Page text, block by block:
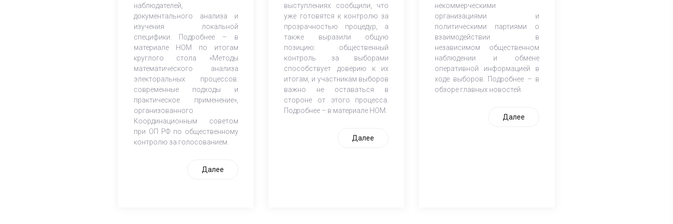
наблюдателей,
документального анализа и
изучения локальной
специфики. Подробнее – в
материале НОМ по итогам
круглого стола «Методы
математического анализа
электоральных процессов:
современные подходы и
практическое применение»,
организованного
Координационным советом
при ОП РФ по общественному
контролю за голосованием.
Далее
выступлениях сообщили, что
уже готовятся к контролю за
прозрачностью процедур, а
также выразили общую
позицию: общественный
контроль за выборами
способствует доверию к их
итогам, и участникам выборов
важно не оставаться в
стороне от этого процесса.
Подробнее – в материале НОМ.
Далее
некоммерческими
организациями и
политическими партиями о
взаимодействии в
независимом общественном
наблюдении и обмене
оперативной информацией в
ходе выборов. Подробнее – в
обзоре главных новостей.
Далее